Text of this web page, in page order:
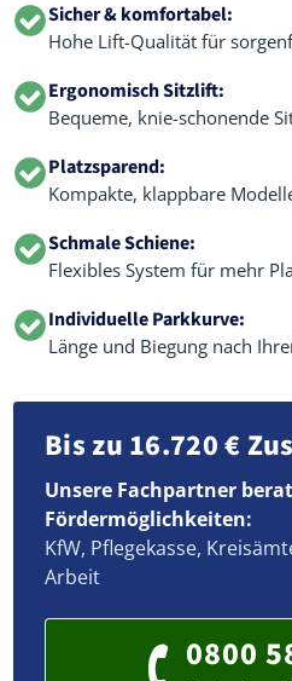
Sicher & komfortabel:
Hohe Lift-Qualität für
Ergonomisch Sitzlift:
Bequeme, knie-schonende
Platzsparend:
Kompakte, klappbare
Schmale Schiene:
Flexibles System für mehr
Individuelle Parkkurve:
Länge und Biegung nach
Bis zu 16.720 €
Unsere Fachpartner
Fördermöglichkeiten:
KfW, Pflegekasse,
Arbeit
0800